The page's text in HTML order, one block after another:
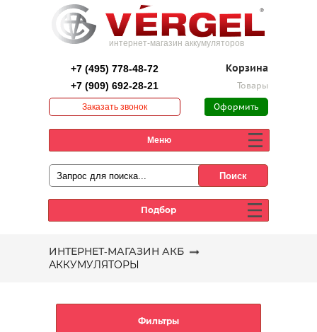
интернет-магазин аккумуляторов
+7 (495) 778-48-72
+7 (909) 692-28-21
Заказать звонок
Корзина
Товары
Оформить
Меню
Подбор
ИНТЕРНЕТ-МАГАЗИН АКБ
АККУМУЛЯТОРЫ